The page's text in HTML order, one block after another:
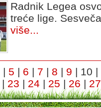
Radnik Legea
treće lige.
više...
| 5 | 6 | 7 | 8 | 9 | 10 |
| 23 | 24 | 25 | 26 | 27